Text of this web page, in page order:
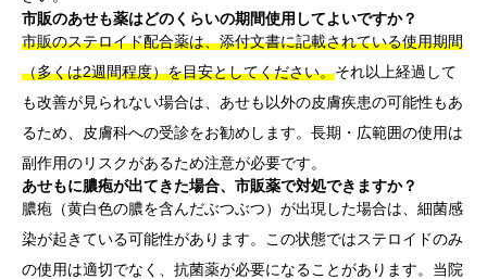
市販のあせも薬はどのくらいの期間使用してよいですか？
市販のステロイド配合薬は、添付文書に記載されている使用期間
（多くは2週間程度）を目安としてください。それ以上経過して
も改善が見られない場合は、あせも以外の皮膚疾患の可能性もあ
るため、皮膚科への受診をお勧めします。長期・広範囲の使用は
副作用のリスクがあるため注意が必要です。
あせもに膿疱が出てきた場合、市販薬で対処できますか？
膿疱（黄白色の膿を含んだぶつぶつ）が出現した場合は、細菌感
染が起きている可能性があります。この状態ではステロイドのみ
の使用は適切でなく、抗菌薬が必要になることがあります。当院